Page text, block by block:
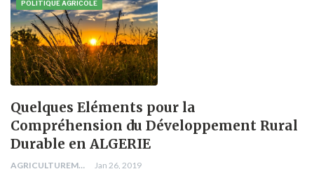
POLITIQUE AGRICOLE
Quelques Eléments pour la
Compréhension du Développement Rural
Durable en ALGERIE
AGRICULTUREMONO Jan 26, 2019